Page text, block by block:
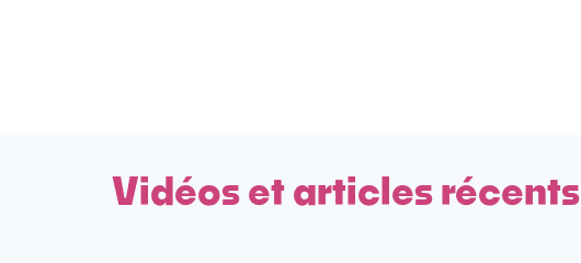
Vidéos et articles récents